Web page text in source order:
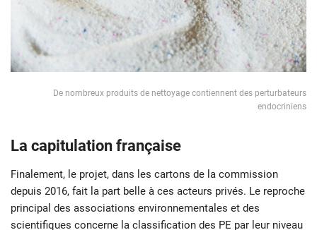
De nombreux produits de nettoyage contiennent des perturbateurs
endocriniens
La capitulation française
Finalement, le projet, dans les cartons de la commission
depuis 2016, fait la part belle à ces acteurs privés. Le reproche
principal des associations environnementales et des
scientifiques concerne la classification des PE par leur niveau